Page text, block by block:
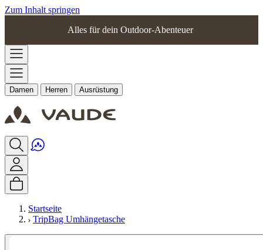
Zum Inhalt springen
Alles für dein Outdoor-Abenteuer
Damen Herren Ausrüstung
Startseite
TripBag Umhängetasche